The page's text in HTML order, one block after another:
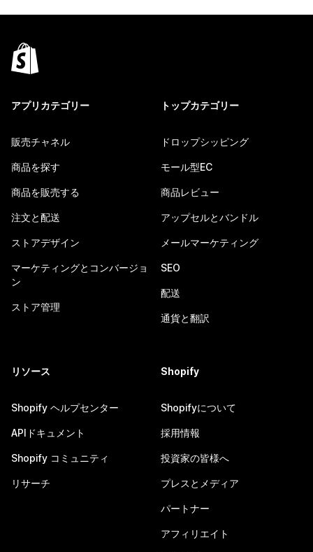
アプリカテゴリー
販売チャネル
商品を探す
商品を販売する
注文と配送
ストアデザイン
マーケティングとコンバージョ
ン
ストア管理
トップカテゴリー
ドロップシッピング
モール型EC
商品レビュー
アップセルとバンドル
メールマーケティング
SEO
配送
通貨と翻訳
リソース
Shopify ヘルプセンター
APIドキュメント
Shopify コミュニティ
リサーチ
Shopify
Shopifyについて
採用情報
投資家の皆様へ
プレスとメディア
パートナー
アフィリエイト